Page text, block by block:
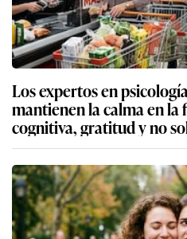
Los expertos en
mantienen la calma en la
cognitiva, gratitud y no